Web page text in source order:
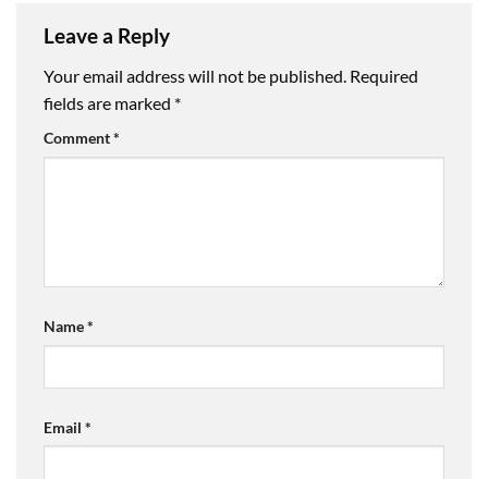
Leave a Reply
Your email address will not be published. Required
fields are marked *
Comment*
Name*
Email *